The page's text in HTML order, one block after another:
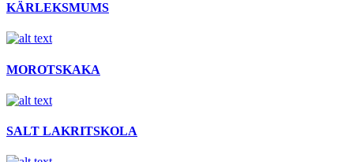
KÄRLEKSMUMS
MOROTSKAKA
SALT LAKRITSKOLA